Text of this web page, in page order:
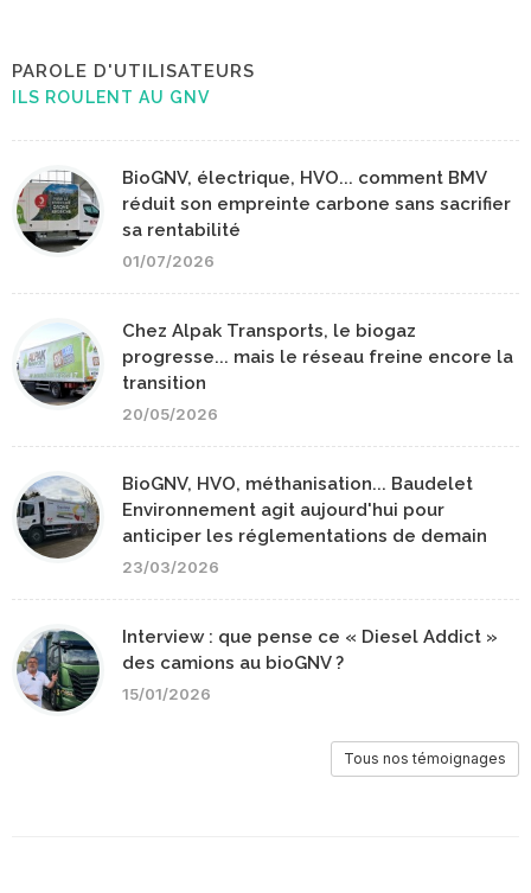
PAROLE D'UTILISATEURS
ILS ROULENT AU GNV
BioGNV, électrique, HVO... comment BMV
réduit son empreinte carbone sans sacrifier
sa rentabilité
01/07/2026
Chez Alpak Transports, le biogaz
progresse... mais le réseau freine encore la
transition
20/05/2026
BioGNV, HVO, méthanisation... Baudelet
Environnement agit aujourd'hui pour
anticiper les réglementations de demain
23/03/2026
Interview : que pense ce « Diesel Addict »
des camions au bioGNV ?
15/01/2026
Tous nos témoignages